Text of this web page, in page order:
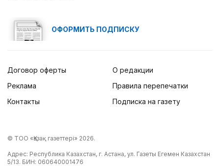
ОФОРМИТЬ ПОДПИСКУ
Договор оферты
Реклама
Контакты
О редакции
Правила перепечатки
Подписка на газету
© ТОО «Қазақ газеттері» 2026.
Адрес: Республика Казахстан, г. Астана, ул. Газеты Егемен Казахстан
5/13. БИН: 060640001476